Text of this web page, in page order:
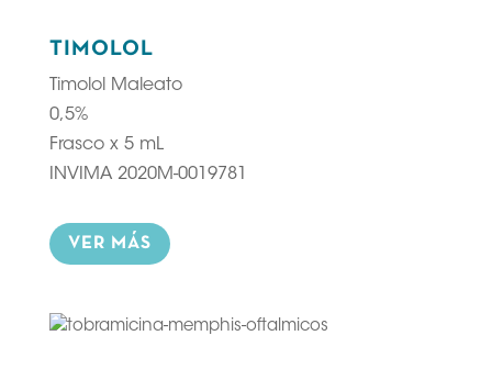
TIMOLOL
Timolol Maleato
0,5%
Frasco x 5 mL
INVIMA 2020M-0019781
VER MÁS